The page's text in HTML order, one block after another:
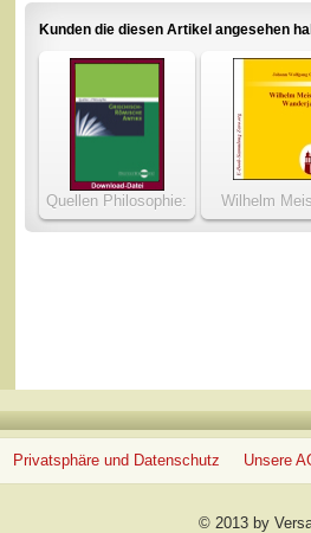
Kunden die diesen Artikel angesehen
Quellen Philosophie:
Griechisch-römische
Wilhelm
Privatsphäre und Datenschutz Unsere
© 2013 by